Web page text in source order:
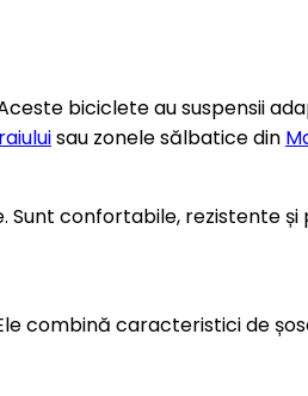
biciclete au suspensii
sau zonele sălbatice din
Sunt confortabile, rezistente
combină caracteristici de